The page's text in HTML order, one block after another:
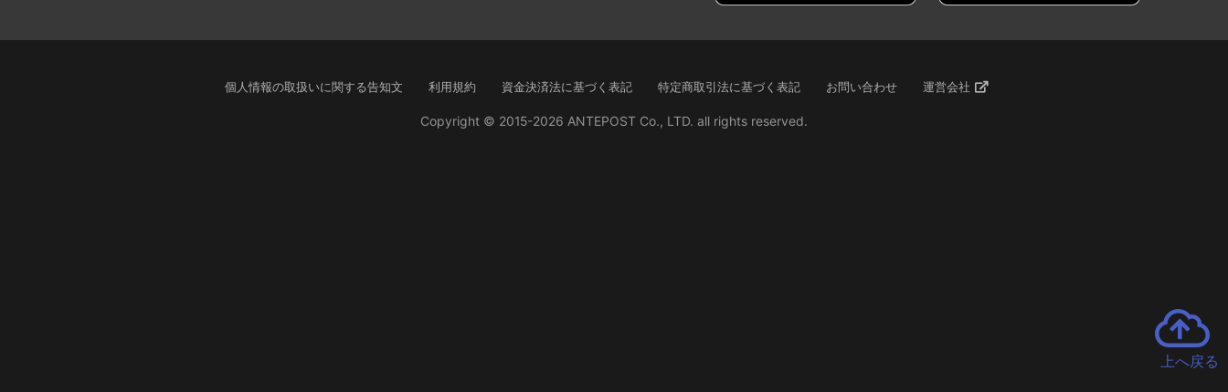
上へ戻る
個人情報の取扱いに関する告知文 利用規約 資金決済法に基づく表記 特定商取引法に基づく表記 お問い合わせ 運営会社
Copyright © 2015-2026 ANTEPOST Co., LTD. all rights reserved.